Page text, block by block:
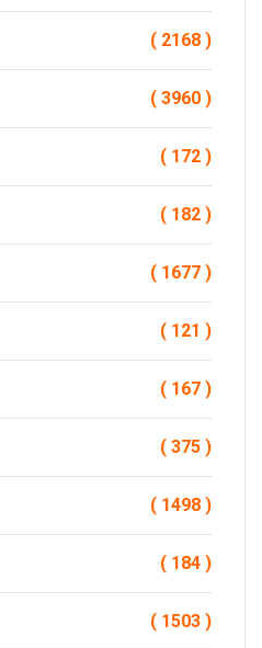
( 2168 )
( 3960 )
( 172 )
( 182 )
( 1677 )
( 121 )
( 167 )
( 375 )
( 1498 )
( 184 )
( 1503 )